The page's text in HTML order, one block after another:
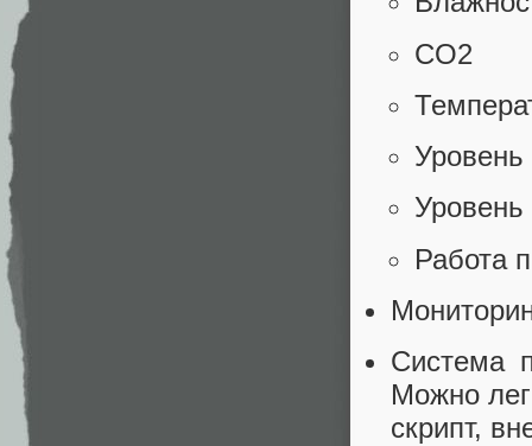
CO2
Уровень
Работа
Система
Можно
скрипт,